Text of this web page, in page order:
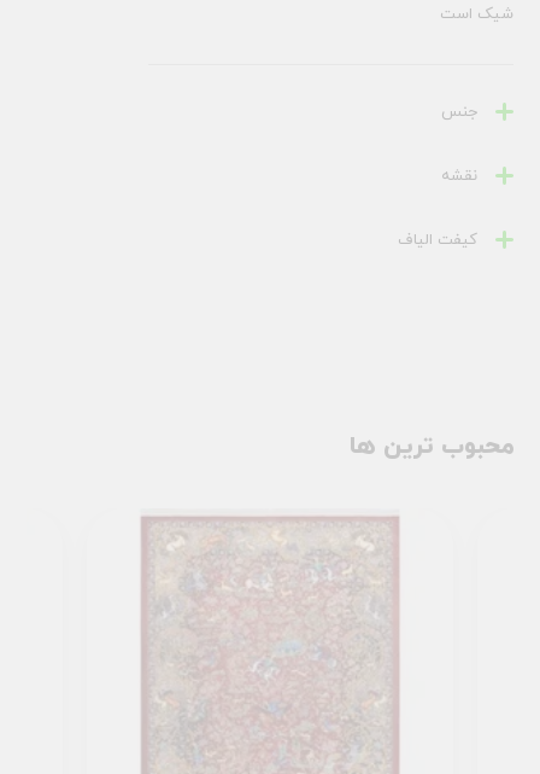
شیک است
جنس
نقشه
کیفت الیاف
محبوب ترین ها